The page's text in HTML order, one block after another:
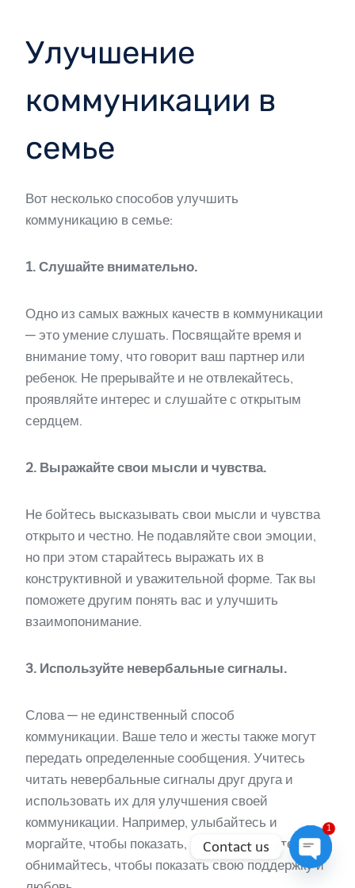
Улучшение
коммуникации в
семье
Вот несколько способов улучшить
коммуникацию в семье:
1. Слушайте внимательно.
Одно из самых важных качеств в коммуникации
— это умение слушать. Посвящайте время и
внимание тому, что говорит ваш партнер или
ребенок. Не прерывайте и не отвлекайтесь,
проявляйте интерес и слушайте с открытым
сердцем.
2. Выражайте свои мысли и чувства.
Не бойтесь высказывать свои мысли и чувства
открыто и честно. Не подавляйте свои эмоции,
но при этом старайтесь выражать их в
конструктивной и уважительной форме. Так вы
поможете другим понять вас и улучшить
взаимопонимание.
3. Используйте невербальные сигналы.
Слова — не единственный способ
коммуникации. Ваше тело и жесты также могут
передать определенные сообщения. Учитесь
читать невербальные сигналы друг друга и
использовать их для улучшения своей
коммуникации. Например, улыбайтесь и
моргайте, чтобы показать, что вы слушаете, или
обнимайтесь, чтобы показать свою поддержку и
Contact us
1